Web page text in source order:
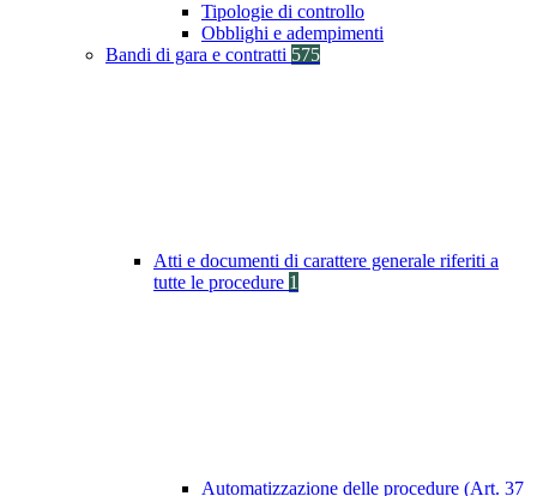
Tipologie di controllo
Obblighi e adempimenti
Bandi di gara e contratti 575
Atti e documenti di carattere generale riferiti a
tutte le procedure 1
Automatizzazione delle procedure (Art. 37